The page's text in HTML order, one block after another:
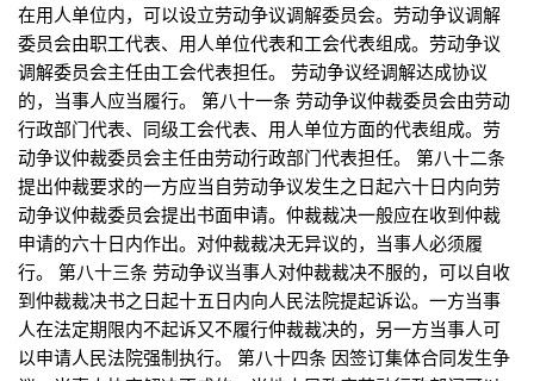
在用人单位内，可以设立劳动争议调解委员会。劳动争议调解
委员会由职工代表、用人单位代表和工会代表组成。劳动争议
调解委员会主任由工会代表担任。 劳动争议经调解达成协议
的，当事人应当履行。 第八十一条 劳动争议仲裁委员会由劳动
行政部门代表、同级工会代表、用人单位方面的代表组成。劳
动争议仲裁委员会主任由劳动行政部门代表担任。 第八十二条
提出仲裁要求的一方应当自劳动争议发生之日起六十日内向劳
动争议仲裁委员会提出书面申请。仲裁裁决一般应在收到仲裁
申请的六十日内作出。对仲裁裁决无异议的，当事人必须履
行。 第八十三条 劳动争议当事人对仲裁裁决不服的，可以自收
到仲裁裁决书之日起十五日内向人民法院提起诉讼。一方当事
人在法定期限内不起诉又不履行仲裁裁决的，另一方当事人可
以申请人民法院强制执行。 第八十四条 因签订集体合同发生争